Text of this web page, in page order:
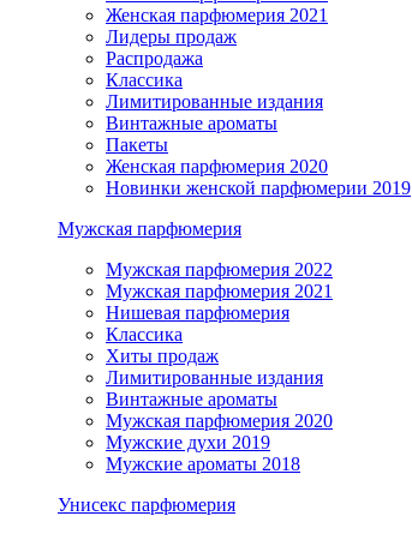
Женская парфюмерия 2021
Лидеры продаж
Распродажа
Классика
Лимитированные издания
Винтажные ароматы
Пакеты
Женская парфюмерия 2020
Новинки женской парфюмерии 2019
Мужская парфюмерия
Мужская парфюмерия 2022
Мужская парфюмерия 2021
Нишевая парфюмерия
Классика
Хиты продаж
Лимитированные издания
Винтажные ароматы
Мужская парфюмерия 2020
Мужские духи 2019
Мужские ароматы 2018
Унисекс парфюмерия